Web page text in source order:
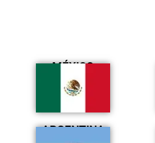
MÉXICO
ARGENTINA